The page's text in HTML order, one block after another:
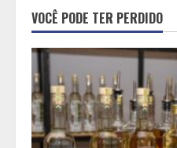
2
Cristo
laranja
A
Mas
VOCÊ PODE TER PERDIDO